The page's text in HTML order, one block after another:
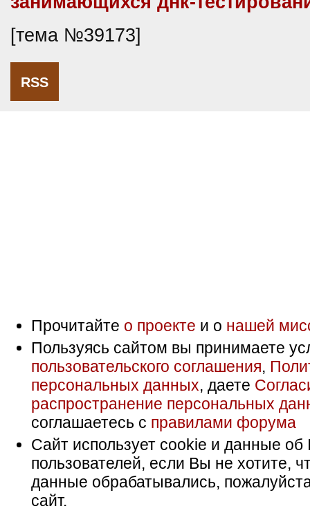
[тема №39173]
RSS
Прочитайте о проекте и о нашей
Пользуясь сайтом вы принимаете
пользовательского соглашения,
персональных данных, даете
распространение персональных
соглашаетесь с правилами форума
Сайт использует cookie и данные об
пользователей, если Вы не хотите,
данные обрабатывались,
сайт.